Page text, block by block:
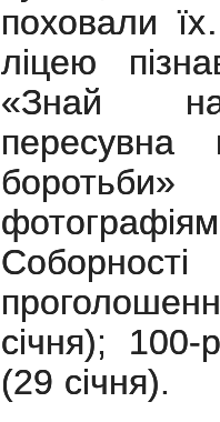
поховали
ліцею
«Знай
пересувна
січня);
(29 січня).